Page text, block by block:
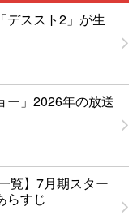
デススト2」が生
ー」2026年の放送
覧】7月期スター
らすじ